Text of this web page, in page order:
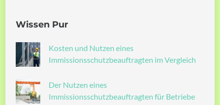
Wissen Pur
Kosten und Nutzen eines
Immissionsschutzbeauftragten im Vergleich
Der Nutzen eines
Immissionsschutzbeauftragten für Betriebe